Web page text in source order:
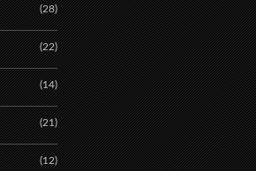
(28)
(22)
(14)
(21)
(12)